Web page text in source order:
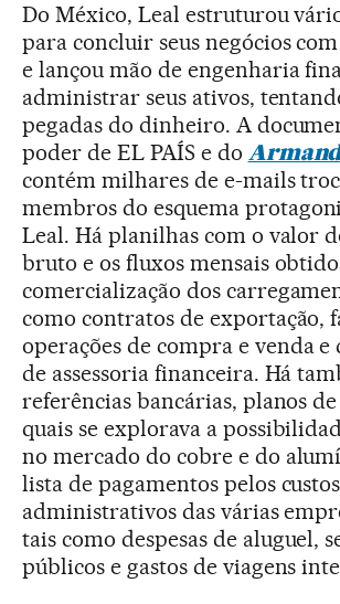
Do México, Leal estruturou
para concluir seus negócios
e lançou mão de engenharia
administrar seus ativos,
pegadas do dinheiro. A
poder de EL PAÍS e do
contém milhares de e-mails
membros do esquema
Leal. Há planilhas com o valor
bruto e os fluxos mensais
comercialização dos
como contratos de exportação,
operações de compra e venda e
de assessoria financeira. Há
referências bancárias, planos
quais se explorava a
no mercado do cobre e do
lista de pagamentos pelos
administrativos das várias
tais como despesas de aluguel,
públicos e gastos de viagens